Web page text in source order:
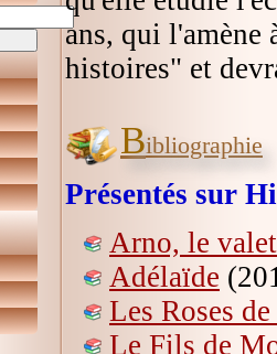
ans, qui l'amène
histoires" et
Bibliographie
Présentés sur
Arno, le
Adélaïde
Les Roses
Le Fils de